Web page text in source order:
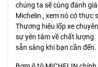
chúng ta sẽ cùng đánh
Michelin , xem nó có thực
Thương hiệu lốp xe
sự yên tâm về chất lượng.
sẵn sàng khi bạn cần đến.